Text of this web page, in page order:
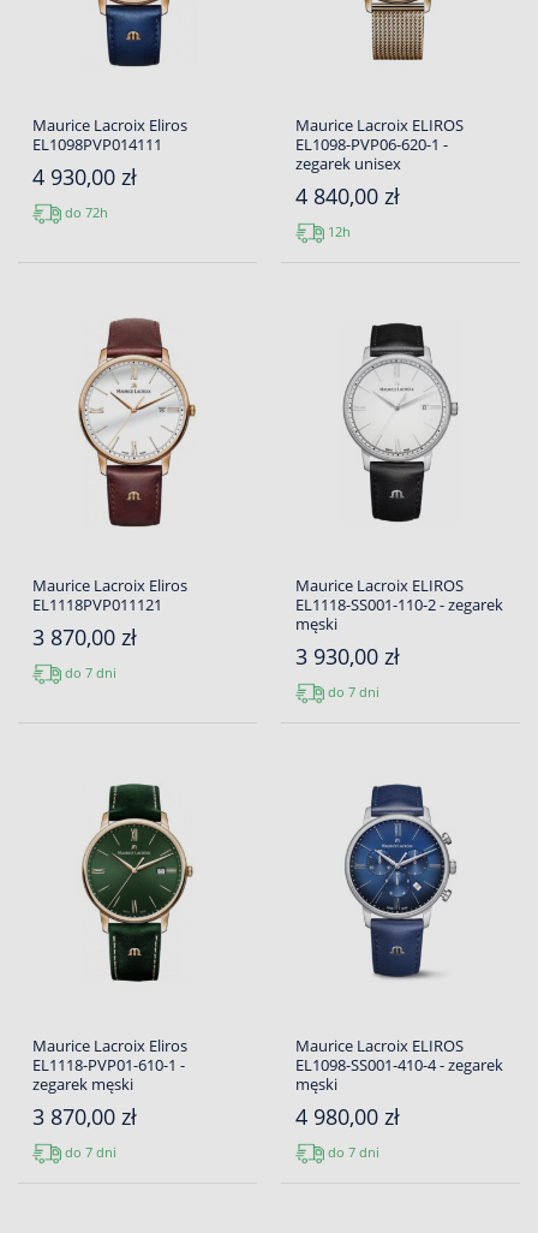
Maurice Lacroix Eliros
EL1098PVP014111
4 930,00 zł
do 72h
Maurice Lacroix ELIROS
EL1098-PVP06-620-1 -
zegarek unisex
4 840,00 zł
12h
Maurice Lacroix Eliros
EL1118PVP011121
3 870,00 zł
do 7 dni
Maurice Lacroix ELIROS
EL1118-SS001-110-2 - zegarek
męski
3 930,00 zł
do 7 dni
Maurice Lacroix Eliros
EL1118-PVP01-610-1 -
zegarek męski
3 870,00 zł
do 7 dni
Maurice Lacroix ELIROS
EL1098-SS001-410-4 - zegarek
męski
4 980,00 zł
do 7 dni